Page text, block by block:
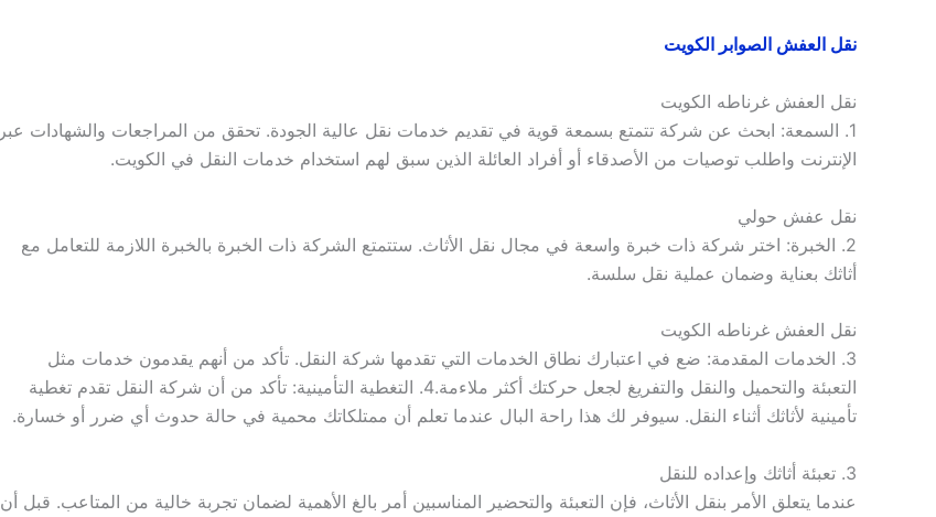
نقل العفش الصوابر الكويت
نقل العفش غرناطه الكويت
1. السمعة: ابحث عن شركة تتمتع بسمعة قوية في تقديم خدمات نقل عالية الجودة. تحقق من المراجعات والشهادات عبر
الإنترنت واطلب توصيات من الأصدقاء أو أفراد العائلة الذين سبق لهم استخدام خدمات النقل في الكويت.
نقل عفش حولي
2. الخبرة: اختر شركة ذات خبرة واسعة في مجال نقل الأثاث. ستتمتع الشركة ذات الخبرة بالخبرة اللازمة للتعامل مع
أثاثك بعناية وضمان عملية نقل سلسة.
نقل العفش غرناطه الكويت
3. الخدمات المقدمة: ضع في اعتبارك نطاق الخدمات التي تقدمها شركة النقل. تأكد من أنهم يقدمون خدمات مثل
التعبئة والتحميل والنقل والتفريغ لجعل حركتك أكثر ملاءمة.4. التغطية التأمينية: تأكد من أن شركة النقل تقدم تغطية
تأمينية لأثاثك أثناء النقل. سيوفر لك هذا راحة البال عندما تعلم أن ممتلكاتك محمية في حالة حدوث أي ضرر أو خسارة.
3. تعبئة أثاثك وإعداده للنقل
عندما يتعلق الأمر بنقل الأثاث، فإن التعبئة والتحضير المناسبين أمر بالغ الأهمية لضمان تجربة خالية من المتاعب. قبل أن